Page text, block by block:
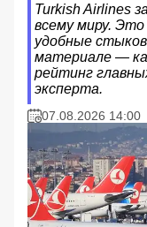
Turkish Airlines
всему миру.
удобные
материале —
рейтинг
эксперта.
07.08.2026 14:00